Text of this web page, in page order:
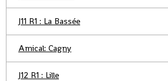
J11 R1 : La Bassée
Amical: Cagny
J12 R1 : Lille